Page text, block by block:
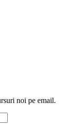
noi pe email.